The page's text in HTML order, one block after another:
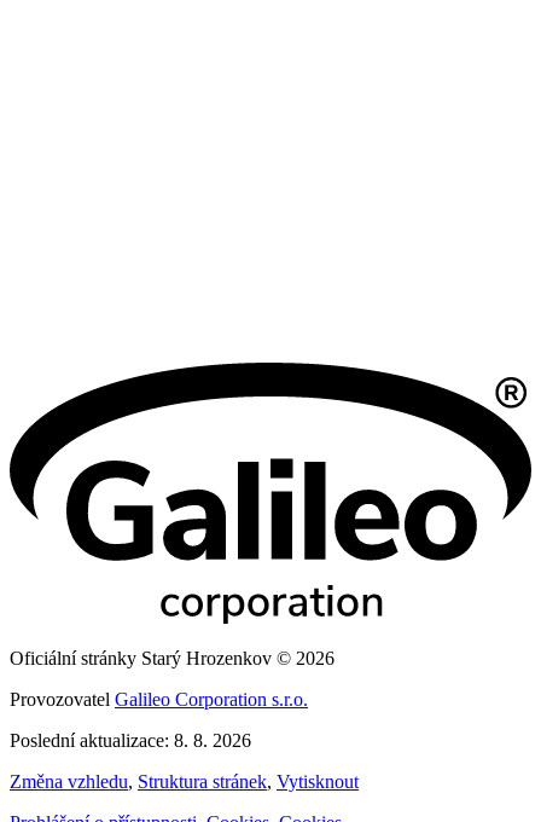
Oficiální stránky Starý Hrozenkov © 2026
Provozovatel Galileo Corporation s.r.o.
Poslední aktualizace: 8. 8. 2026
Změna vzhledu, Struktura stránek, Vytisknout